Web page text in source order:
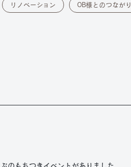
リノベーション OB様とのつながり